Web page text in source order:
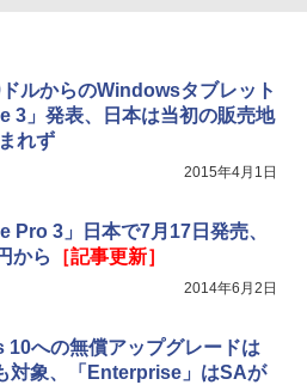
ルからのWindowsタブレット
3」発表、日本は当初の販売地
れず
2015年4月1日
Pro 3」日本で7月17日発売、
から
［記事更新］
2014年6月2日
10への無償アップグレードは
対象、「Enterprise」はSAが